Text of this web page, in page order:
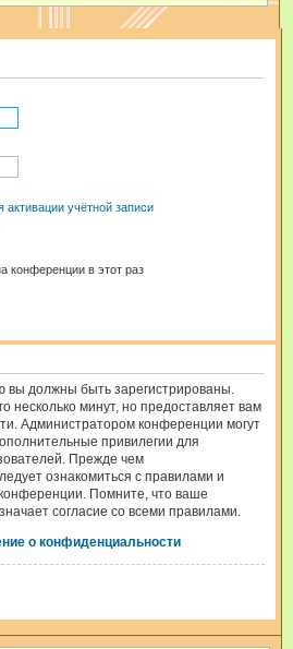
и
учётной записи
конференции в этот раз
должны быть зарегистрированы.
несколько минут, но предоставляет вам
Администратором конференции могут
привилегии для
Прежде чем
ознакомиться с правилами и
Помните, что ваше
согласие со всеми правилами.
о конфиденциальности